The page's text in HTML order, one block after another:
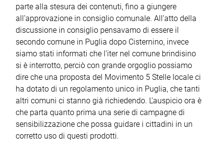
parte alla stesura dei contenuti, fino a giungere
all’approvazione in consiglio comunale. All’atto della
discussione in consiglio pensavamo di essere il
secondo comune in Puglia dopo Cisternino, invece
siamo stati informati che l’iter nel comune brindisino
si è interrotto, perciò con grande orgoglio possiamo
dire che una proposta del Movimento 5 Stelle locale ci
ha dotato di un regolamento unico in Puglia, che tanti
altri comuni ci stanno già richiedendo. L’auspicio ora è
che parta quanto prima una serie di campagne di
sensibilizzazione che possa guidare i cittadini in un
corretto uso di questi prodotti.